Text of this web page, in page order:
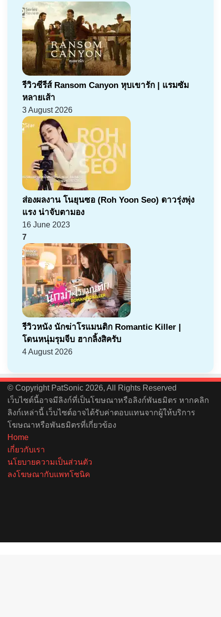
รีวิวซีรีส์ Ransom Canyon หุบเขารัก | แรมซัม
หลายเส้า
3 August 2026
ส่องผลงาน โนยุนซอ (Roh Yoon Seo) ดาวรุ่งพุ่ง
แรง น่าจับตามอง
16 June 2023
7
รีวิวหนัง นักฆ่าโรแมนติก Romantic Killer |
โดนหนุ่มรุมจีบ ฮากลิ้งสิครับ
4 August 2026
© Copyright PatSonic 2026, All Rights Reserved
เว็บไซต์นี้อาจมีลิงก์ที่เป็นโฆษณาหรือลิงก์พันธมิตร หากคลิก
ลิงก์เหล่านี้ เว็บไซต์อาจได้รับค่าตอบแทนจากผู้ให้บริการ
โฆษณาหรือพันธมิตรที่เกี่ยวข้อง
Home
เกี่ยวกับเรา
นโยบายความเป็นส่วนตัว
ลงโฆษณากับแพทโซนิค